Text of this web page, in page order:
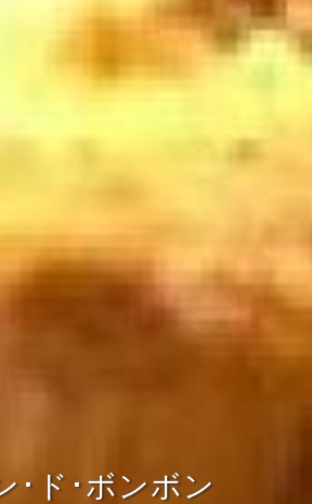
･ド･ボンボン